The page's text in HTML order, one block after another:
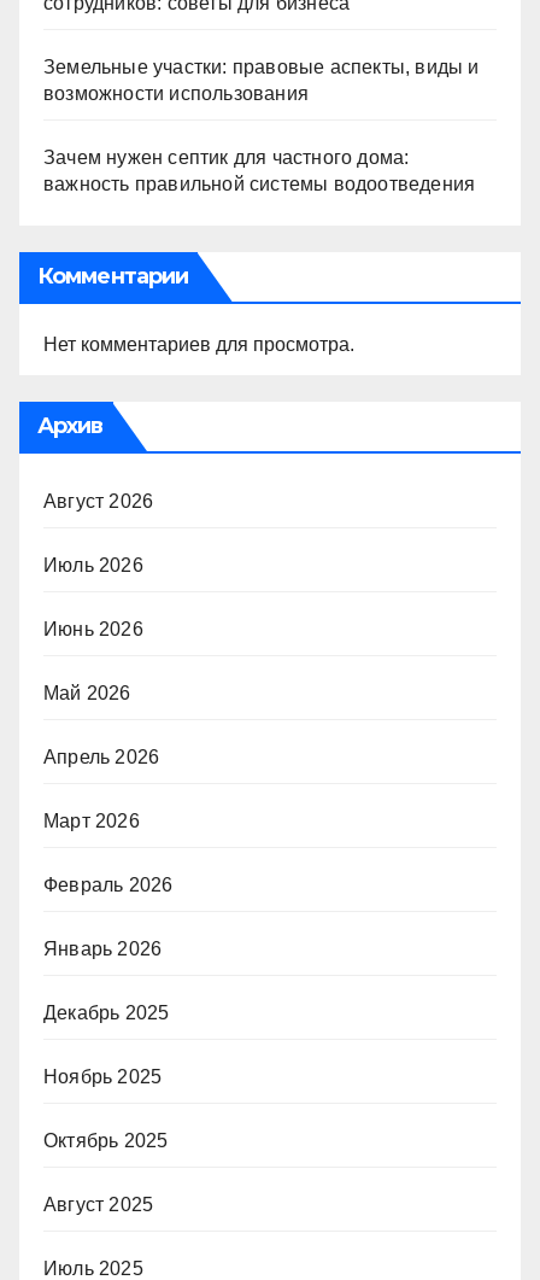
Земельные участки: правовые аспекты, виды и
возможности использования
Зачем нужен септик для частного дома:
важность правильной системы водоотведения
Комментарии
Нет комментариев для просмотра.
Архив
Август 2026
Июль 2026
Июнь 2026
Май 2026
Апрель 2026
Март 2026
Февраль 2026
Январь 2026
Декабрь 2025
Ноябрь 2025
Октябрь 2025
Август 2025
Июль 2025